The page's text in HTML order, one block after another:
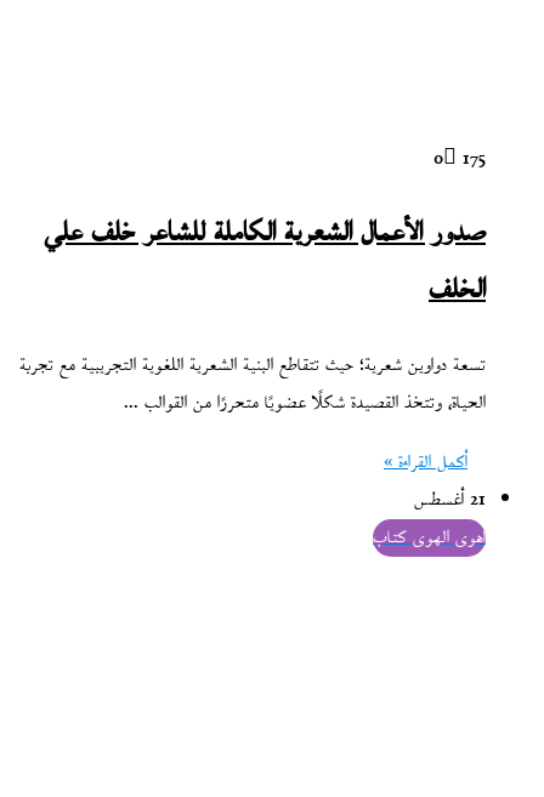
0 175
صدور الأعمال الشعرية الكاملة للشاعر خلف علي
الخلف
تسعة دواوين شعرية؛ حيث تتقاطع البنية الشعرية اللغوية التجريبية مع تجربة
الحياة، وتتخذ القصيدة شكلًا عضويًا متحررًا من القوالب ...
أكمل القراءة »
21 أغسطس
أهوى الهوى كتاب